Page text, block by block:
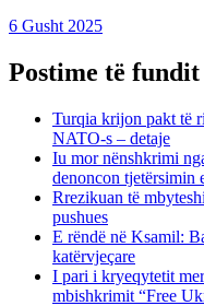
6 Gusht 2025
Postime të fundit
Turqia krijon pakt të
NATO-s – detaje
Iu mor nënshkrimi
denoncon tjetërsimin
Rrezikuan të
pushues
E rëndë në Ksamil:
katërvjeçare
I pari i kryeqytetit
mbishkrimit “Free